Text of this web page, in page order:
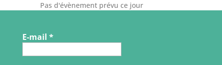
Pas d'évènement prévu ce jour
E-mail *